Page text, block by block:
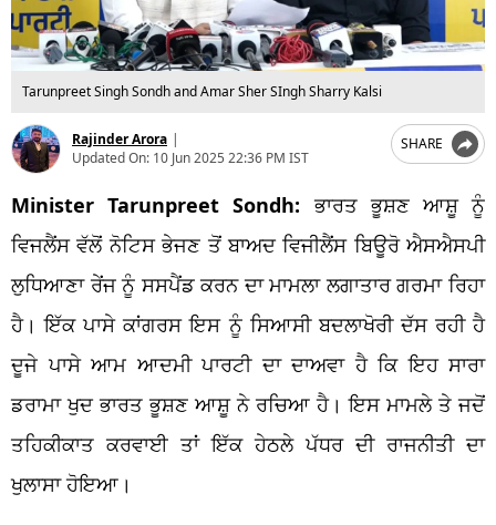
Tarunpreet Singh Sondh and Amar Sher SIngh Sharry Kalsi
Rajinder Arora |
Updated On: 10 Jun 2025 22:36 PM IST
SHARE
Minister Tarunpreet Sondh: ਭਾਰਤ ਭੂਸ਼ਣ ਆਸ਼ੂ ਨੂੰ
ਵਿਜਲੈਂਸ ਵੱਲੋਂ ਨੋਟਿਸ ਭੇਜਣ ਤੋਂ ਬਾਅਦ ਵਿਜੀਲੈਂਸ ਬਿਊਰੋ ਐਸਐਸਪੀ
ਲੁਧਿਆਣਾ ਰੇਂਜ ਨੂੰ ਸਸਪੈਂਡ ਕਰਨ ਦਾ ਮਾਮਲਾ ਲਗਾਤਾਰ ਗਰਮਾ ਰਿਹਾ
ਹੈ। ਇੱਕ ਪਾਸੇ ਕਾਂਗਰਸ ਇਸ ਨੂੰ ਸਿਆਸੀ ਬਦਲਾਖੋਰੀ ਦੱਸ ਰਹੀ ਹੈ
ਦੂਜੇ ਪਾਸੇ ਆਮ ਆਦਮੀ ਪਾਰਟੀ ਦਾ ਦਾਅਵਾ ਹੈ ਕਿ ਇਹ ਸਾਰਾ
ਡਰਾਮਾ ਖੁਦ ਭਾਰਤ ਭੂਸ਼ਣ ਆਸ਼ੂ ਨੇ ਰਚਿਆ ਹੈ। ਇਸ ਮਾਮਲੇ ਤੇ ਜਦੋਂ
ਤਹਿਕੀਕਾਤ ਕਰਵਾਈ ਤਾਂ ਇੱਕ ਹੇਠਲੇ ਪੱਧਰ ਦੀ ਰਾਜਨੀਤੀ ਦਾ
ਖੁਲਾਸਾ ਹੋਇਆ।